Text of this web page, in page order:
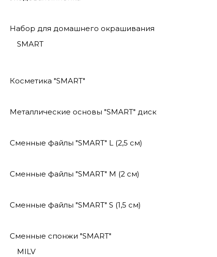
Набор для домашнего окрашивания
SMART
Косметика "SMART"
Металлические основы "SMART" диск
Сменные файлы "SMART" L (2,5 см)
Сменные файлы "SMART" M (2 см)
Сменные файлы "SMART" S (1,5 см)
Сменные спонжи "SMART"
MILV